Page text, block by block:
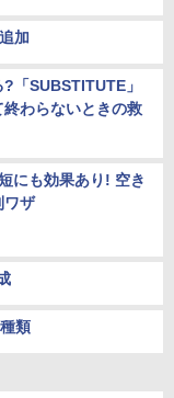
加
「SUBSTITUTE」
わらないときの救
にも効果あり! 空き
ワザ
類